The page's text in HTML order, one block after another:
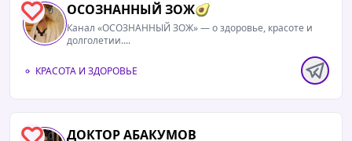
0 ОСОЗНАННЫЙ ЗОЖ🥑
Канал «ОСОЗНАННЫЙ ЗОЖ» — о здоровье, красоте и
долголетии....
КРАСОТА И ЗДОРОВЬЕ
0 ДОКТОР АБАКУМОВ